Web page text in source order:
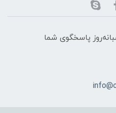
۲۴ ساعت شبانه‌روز پاسخگوی شما